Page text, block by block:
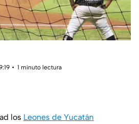
1 minuto lectura
los Leones de Yucatán